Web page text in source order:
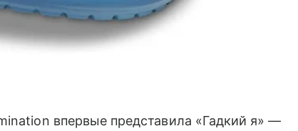
впервые представила «Гадкий я» —